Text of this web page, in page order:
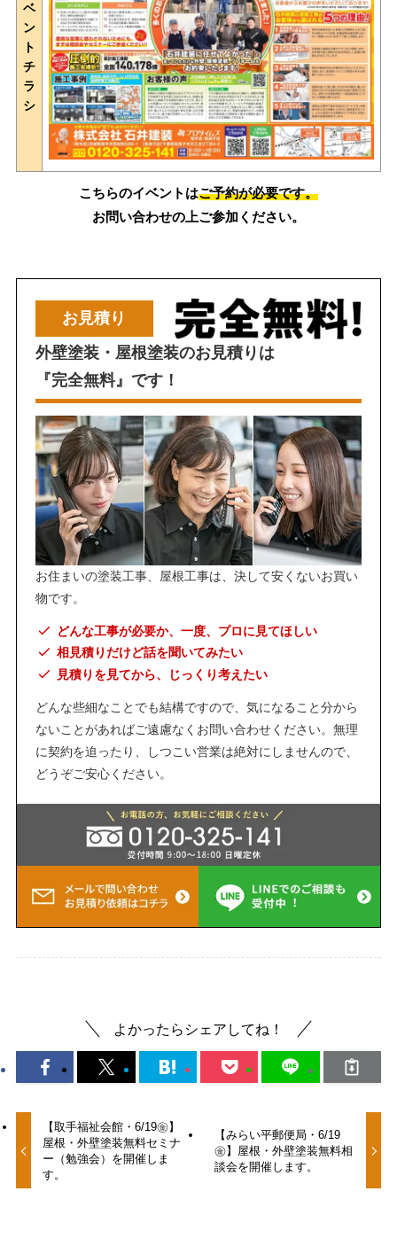
ベ
ン
ト
チ
ラ
シ
こちらのイベントはご予約が必要です。
お問い合わせの上ご参加ください。
お見積り
外壁塗装・屋根塗装のお見積りは
『完全無料』です！
お住まいの塗装工事、屋根工事は、決して安くないお買い
物です。
どんな工事が必要か、一度、プロに見てほしい
相見積りだけど話を聞いてみたい
見積りを見てから、じっくり考えたい
どんな些細なことでも結構ですので、気になること分から
ないことがあればご遠慮なくお問い合わせください。無理
に契約を迫ったり、しつこい営業は絶対にしませんので、
どうぞご安心ください。
よかったらシェアしてね！
【取手福祉会館・6/19㊎】
屋根・外壁塗装無料セミナ
ー（勉強会）を開催しま
す。
【みらい平郵便局・6/19
㊎】屋根・外壁塗装無料相
談会を開催します。